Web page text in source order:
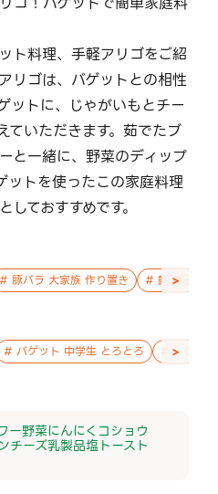
ト料理、手軽アリゴをご紹
リゴは、バゲットとの相性
ットに、じゃがいもとチー
ていただきます。茹でたブ
と一緒に、野菜のディップ
ットを使ったこの家庭料理
ておすすめです。
# 豚バラ 大家族 作り置き # 鮭 親子 作
>
# バゲット 中学生 とろとろ #バゲッ
>
ー野菜にんにく コショウ
チーズ乳製品塩トースト